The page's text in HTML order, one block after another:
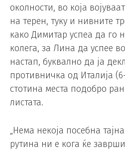
околности, во која
на терен, туку и нивните
како Димитар успеа да го
колега, за Лина да успее
настап, буквално да ја
противничка од Италија
стотина места подобро
листата.
„Нема некоја посебна
рутина ни е кога ќе